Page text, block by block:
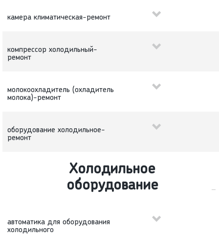
камера климатическая-ремонт
компрессор холодильный-
ремонт
молокоохладитель (охладитель
молока)-ремонт
оборудование холодильное-
ремонт
Холодильное
оборудование
автоматика для оборудования
холодильного